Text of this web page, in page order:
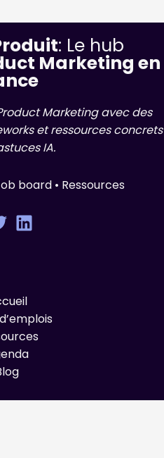
: Le hub
Marketing en
Marketing avec des
et ressources concrets
IA.
board • Ressources